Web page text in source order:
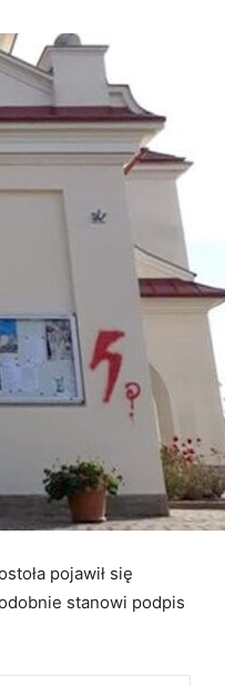
pojawił się
stanowi podpis